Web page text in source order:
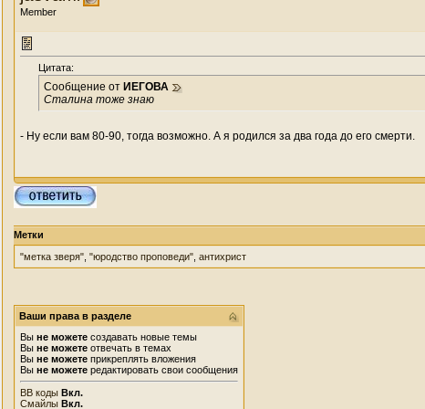
Member
Цитата:
Сообщение от ИЕГОВА
Сталина тоже знаю
- Ну если вам 80-90, тогда возможно. А я родился за два года до его смерти.
Метки
"метка зверя" "юродство проповеди" антихрист
Ваши права в разделе
Вы не можете создавать новые темы
Вы не можете отвечать в темах
Вы не можете прикреплять вложения
Вы не можете редактировать свои сообщения
BB коды Вкл.
Смайлы Вкл.